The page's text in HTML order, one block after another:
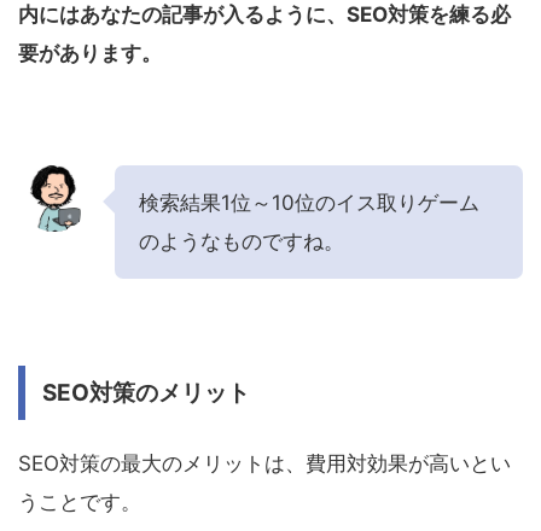
内にはあなたの記事が入るように、SEO対策を練る必
要があります。
検索結果1位～10位のイス取りゲーム
のようなものですね。
SEO対策のメリット
SEO対策の最大のメリットは、費用対効果が高いとい
うことです。